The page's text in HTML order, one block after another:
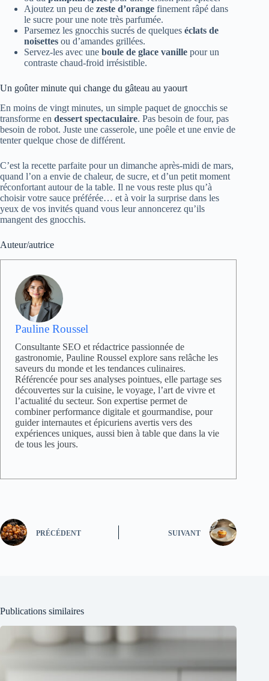
Ajoutez un peu de zeste d’orange finement râpé dans
le sucre pour une note très parfumée.
Parsemez les gnocchis sucrés de quelques éclats de
noisettes ou d’amandes grillées.
Servez-les avec une boule de glace vanille pour un
contraste chaud-froid irrésistible.
Un goûter minute qui change du gâteau au yaourt
En moins de vingt minutes, un simple paquet de gnocchis se
transforme en dessert spectaculaire. Pas besoin de four, pas
besoin de robot. Juste une casserole, une poêle et une envie de
tenter quelque chose de différent.
C’est la recette parfaite pour un dimanche après-midi de mars,
quand l’on a envie de chaleur, de sucre, et d’un petit moment
réconfortant autour de la table. Il ne vous reste plus qu’à
choisir votre sauce préférée… et à voir la surprise dans les
yeux de vos invités quand vous leur annoncerez qu’ils
mangent des gnocchis.
Auteur/autrice
Pauline Roussel
Consultante SEO et rédactrice passionnée de
gastronomie, Pauline Roussel explore sans relâche les
saveurs du monde et les tendances culinaires.
Référencée pour ses analyses pointues, elle partage ses
découvertes sur la cuisine, le voyage, l’art de vivre et
l’actualité du secteur. Son expertise permet de
combiner performance digitale et gourmandise, pour
guider internautes et épicuriens avertis vers des
expériences uniques, aussi bien à table que dans la vie
de tous les jours.
PRÉCÉDENT SUIVANT
Publications similaires